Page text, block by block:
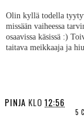
Olin kyllä todella
missään vaiheessa
osaavissa käsissä :)
taitava meikkaaja ja
PINJA KLO 12:56
5